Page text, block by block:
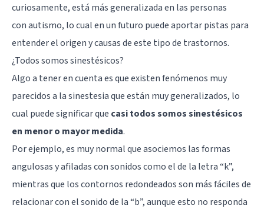
curiosamente, está más generalizada en las personas
conautismo, lo cual en un futuro puede aportar pistas para
entender el origen y causas de este tipo de trastornos.
¿Todos somos sinestésicos?
Algo a tener en cuenta es que existen fenómenos muy
parecidos a la sinestesia que están muy generalizados, lo
cual puede significar que casi todos somos sinestésicos
en menor o mayor medida.
Por ejemplo, es muy normal que asociemos las formas
angulosas y afiladas con sonidos como el de la letra “k”,
mientras que los contornos redondeados son más fáciles de
relacionar con el sonido de la “b”, aunque esto no responda